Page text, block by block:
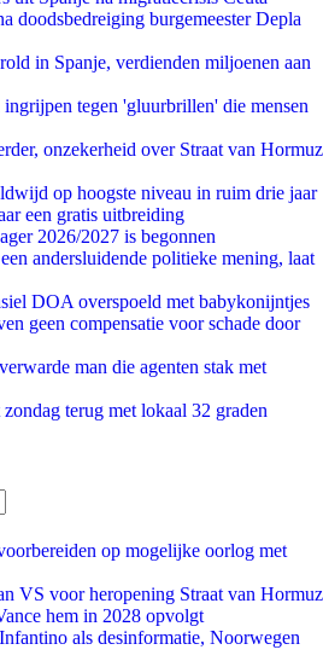
doodsbedreiging burgemeester Depla
in Spanje, verdienden miljoenen aan
tegen 'gluurbrillen' die mensen
onzekerheid over Straat van Hormuz
op hoogste niveau in ruim drie jaar
een gratis uitbreiding
2026/2027 is begonnen
andersluidende politieke mening, laat
DOA overspoeld met babykonijntjes
geen compensatie voor schade door
man die agenten stak met
terug met lokaal 32 graden
op mogelijke oorlog met
VS voor heropening Straat van Hormuz
hem in 2028 opvolgt
als desinformatie, Noorwegen